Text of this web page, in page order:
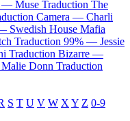
— Muse Traduction The
Camera — Charli
Swedish House Mafia
Traduction 99% — Jessie
Traduction Bizarre —
Malie Donn Traduction
S T U V W X Y Z 0-9